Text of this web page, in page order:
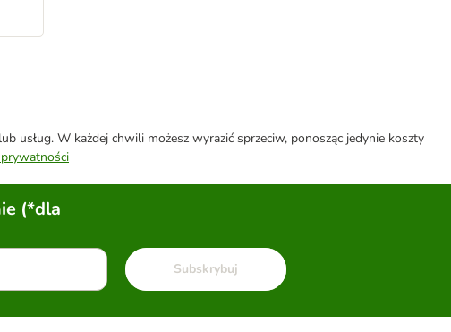
usług. W każdej chwili możesz wyrazić sprzeciw, ponosząc jedynie koszty
(*dla
Subskrybuj